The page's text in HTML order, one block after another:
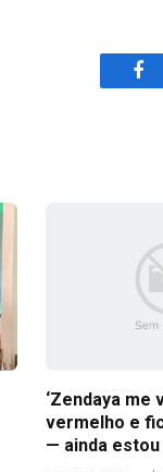
‘Zendaya me
vermelho e
— ainda estou